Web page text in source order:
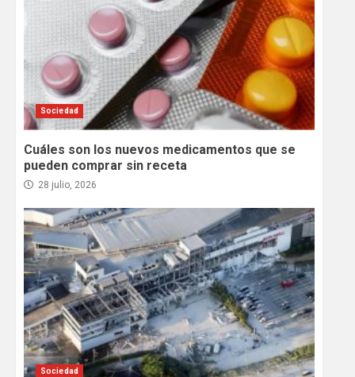
Sociedad
Cuáles son los nuevos medicamentos que se
pueden comprar sin receta
28 julio, 2026
Sociedad